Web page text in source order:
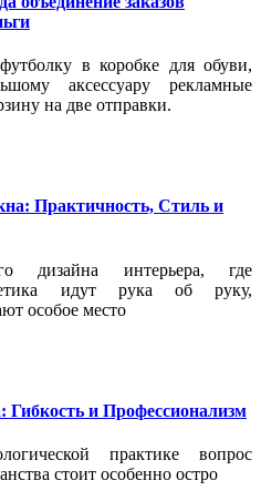
в коробке для обуви,
аксессуару рекламные
на две отправки.
Практичность, Стиль и
дизайна интерьера, где
идут рука об руку,
особое место
Гибкость и Профессионализм
практике вопрос
стоит особенно остро